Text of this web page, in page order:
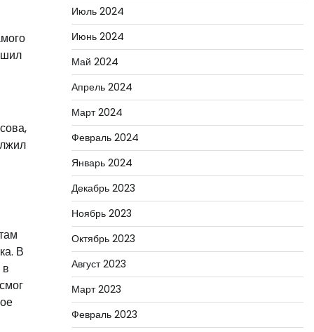
В
Июль 2024
Июнь 2024
Май 2024
Апрель 2024
Март 2024
Февраль 2024
Январь 2024
Декабрь 2023
Ноябрь 2023
Октябрь 2023
Август 2023
Март 2023
Февраль 2023